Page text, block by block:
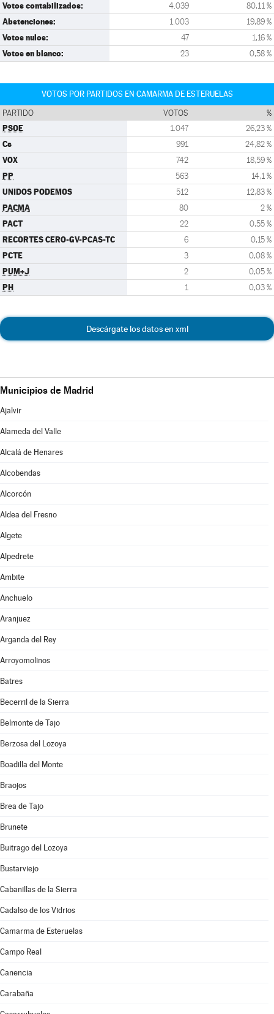
Votos contabilizados: 4.039 80,11 %
Abstenciones: 1.003 19,89 %
Votos nulos: 47 1,16 %
Votos en blanco: 23 0,58 %
VOTOS POR PARTIDOS EN CAMARMA DE ESTERUELAS
PARTIDO VOTOS %
PSOE 1.047 26,23 %
Cs 991 24,82 %
VOX 742 18,59 %
PP 563 14,1 %
UNIDOS PODEMOS 512 12,83 %
PACMA 80 2 %
PACT 22 0,55 %
RECORTES CERO-GV-PCAS-TC 6 0,15 %
PCTE 3 0,08 %
PUM+J 2 0,05 %
PH 1 0,03 %
Descárgate los datos en xml
Municipios de Madrid
Ajalvir
Alameda del Valle
Alcalá de Henares
Alcobendas
Alcorcón
Aldea del Fresno
Algete
Alpedrete
Ambite
Anchuelo
Aranjuez
Arganda del Rey
Arroyomolinos
Batres
Becerril de la Sierra
Belmonte de Tajo
Berzosa del Lozoya
Boadilla del Monte
Braojos
Brea de Tajo
Brunete
Buitrago del Lozoya
Bustarviejo
Cabanillas de la Sierra
Cadalso de los Vidrios
Camarma de Esteruelas
Campo Real
Canencia
Carabaña